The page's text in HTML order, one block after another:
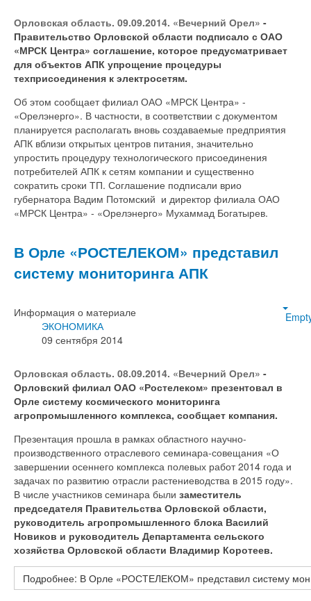
Орловская область. 09.09.2014. «Вечерний Орел» -
Правительство Орловской области подписало с ОАО
«МРСК Центра» соглашение, которое предусматривает
для объектов АПК упрощение процедуры
техприсоединения к электросетям.
Об этом сообщает филиал ОАО «МРСК Центра» -
«Орелэнерго». В частности, в соответствии с документом
планируется располагать вновь создаваемые предприятия
АПК вблизи открытых центров питания, значительно
упростить процедуру технологического присоединения
потребителей АПК к сетям компании и существенно
сократить сроки ТП. Соглашение подписали врио
губернатора Вадим Потомский и директор филиала ОАО
«МРСК Центра» - «Орелэнерго» Мухаммад Богатырев.
В Орле «РОСТЕЛЕКОМ» представил
систему мониторинга АПК
Информация о материале
ЭКОНОМИКА
09 сентября 2014
Орловская область. 08.09.2014. «Вечерний Орел» -
Орловский филиал ОАО «Ростелеком» презентовал в
Орле систему космического мониторинга
агропромышленного комплекса, сообщает компания.
Презентация прошла в рамках областного научно-
производственного отраслевого семинара-совещания «О
завершении осеннего комплекса полевых работ 2014 года и
задачах по развитию отрасли растениеводства в 2015 году».
В числе участников семинара были заместитель
председателя Правительства Орловской области,
руководитель агропромышленного блока Василий
Новиков и руководитель Департамента сельского
хозяйства Орловской области Владимир Коротеев.
Подробнее: В Орле «РОСТЕЛЕКОМ» представил систему